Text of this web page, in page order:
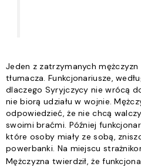
Jeden z zatrzymanych mężczyzn
tłumacza. Funkcjonariusze,
dlaczego Syryjczycy nie wrócą
nie biorą udziału w wojnie.
odpowiedzieć, że nie chcą
swoimi braćmi. Później
które osoby miały ze sobą,
powerbanki. Na miejscu
Mężczyzna twierdził, że